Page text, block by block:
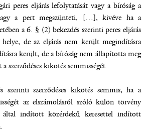
peres eljárás lefolytatását vagy a bíróság a
a pert megszünteti, […], kivéve ha a
a 6. § (2) bekezdés szerinti peres eljárás
de az eljárás nem került megindításra
került, de a bíróság nem állapította meg
szerződéses kikötés semmisségét.
szerinti szerződéses kikötés semmis, ha a
az elszámolásról szóló külön törvény
által indított közérdekű keresettel indított